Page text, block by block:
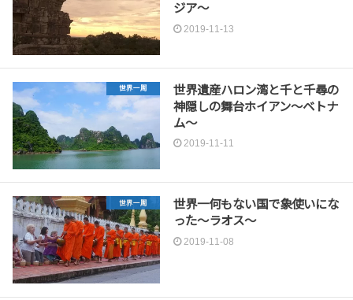
ジア〜
2019-11-13
世界一周
世界遺産ハロン湾と千と千尋の
神隠しの舞台ホイアン〜ベトナ
ム〜
2019-11-11
世界一周
世界一何もない国で象使いにな
った〜ラオス〜
2019-11-08